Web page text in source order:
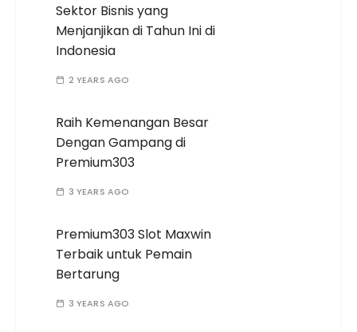
Sektor Bisnis yang
Menjanjikan di Tahun Ini di
Indonesia
2 YEARS AGO
Raih Kemenangan Besar
Dengan Gampang di
Premium303
3 YEARS AGO
Premium303 Slot Maxwin
Terbaik untuk Pemain
Bertarung
3 YEARS AGO